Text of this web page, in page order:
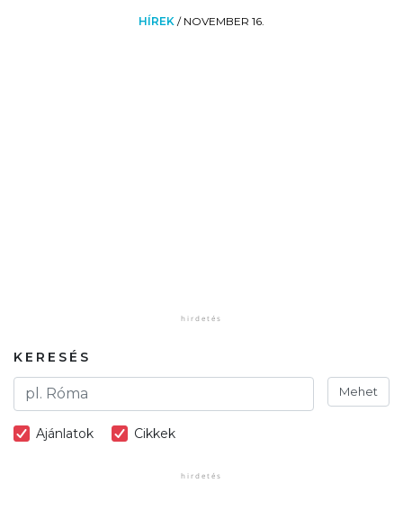
HÍREK / NOVEMBER 16.
KERESÉS
Mehet
Ajánlatok Cikkek